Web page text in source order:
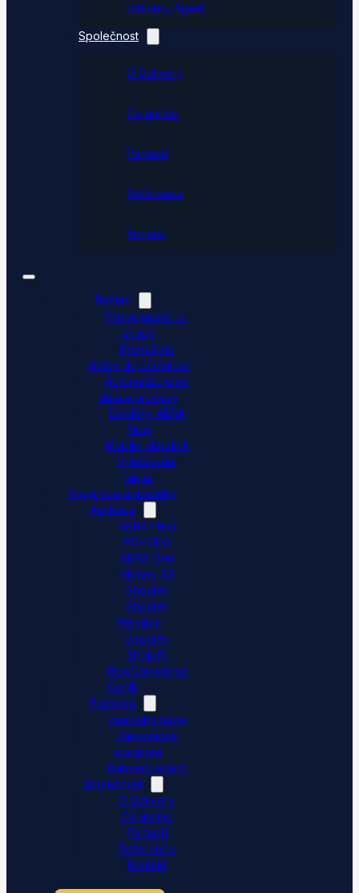
Dativery Agent
Společnost
O Dativery
Co umíme
Partneři
Reference
Kontakt
Řešení
Propojujeme e-
shopy
Přenášíme
platby do účetnictví
Automatizujeme
data a procesy
Doplňky ABRA
Flexi
Mobilní skladník
Vytěžování
faktur
Integrace a doplňky
Aplikace
ABRA Flexi
POHODA
ABRA Gen
Money S3
Shoptet
Shoptet
Premium
Upgates
Shopify
WooCommerce
Ceník
Podpora
Znalostní báze
Zákaznická
podpora
Dativery Agent
Společnost
O Dativery
Co umíme
Partneři
Reference
Kontakt